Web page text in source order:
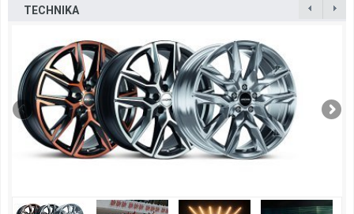
TECHNIKA